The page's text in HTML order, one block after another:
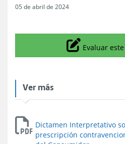
05 de abril de 2024
Evaluar
Ver más
Dictamen Interpretativo
prescripción